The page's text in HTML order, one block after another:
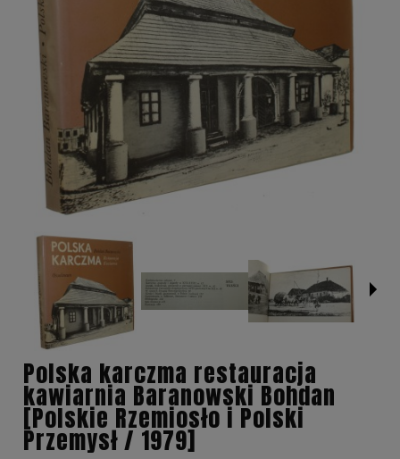
Polska karczma restauracja
kawiarnia Baranowski Bohdan
[Polskie Rzemiosło i Polski
Przemysł / 1979]